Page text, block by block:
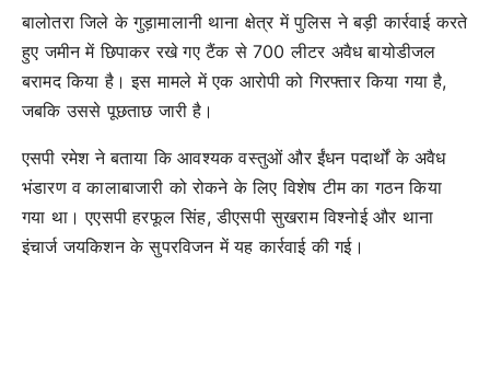
बालोतरा जिले के गुड़ामालानी थाना क्षेत्र में पुलिस ने बड़ी कार्रवाई करते
हुए जमीन में छिपाकर रखे गए टैंक से 700 लीटर अवैध बायोडीजल
बरामद किया है। इस मामले में एक आरोपी को गिरफ्तार किया गया है,
जबकि उससे पूछताछ जारी है।
एसपी रमेश ने बताया कि आवश्यक वस्तुओं और ईंधन पदार्थों के अवैध
भंडारण व कालाबाजारी को रोकने के लिए विशेष टीम का गठन किया
गया था। एएसपी हरफूल सिंह, डीएसपी सुखराम विश्नोई और थाना
इंचार्ज जयकिशन के सुपरविजन में यह कार्रवाई की गई।